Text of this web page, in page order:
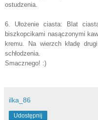
ostudzenia.
6. Ułożenie ciasta: Blat
biszkopcikami nasączonymi
kremu. Na wierzch kładę
schłodzenia.
Smacznego! :)
ilka_86
Udostępnij